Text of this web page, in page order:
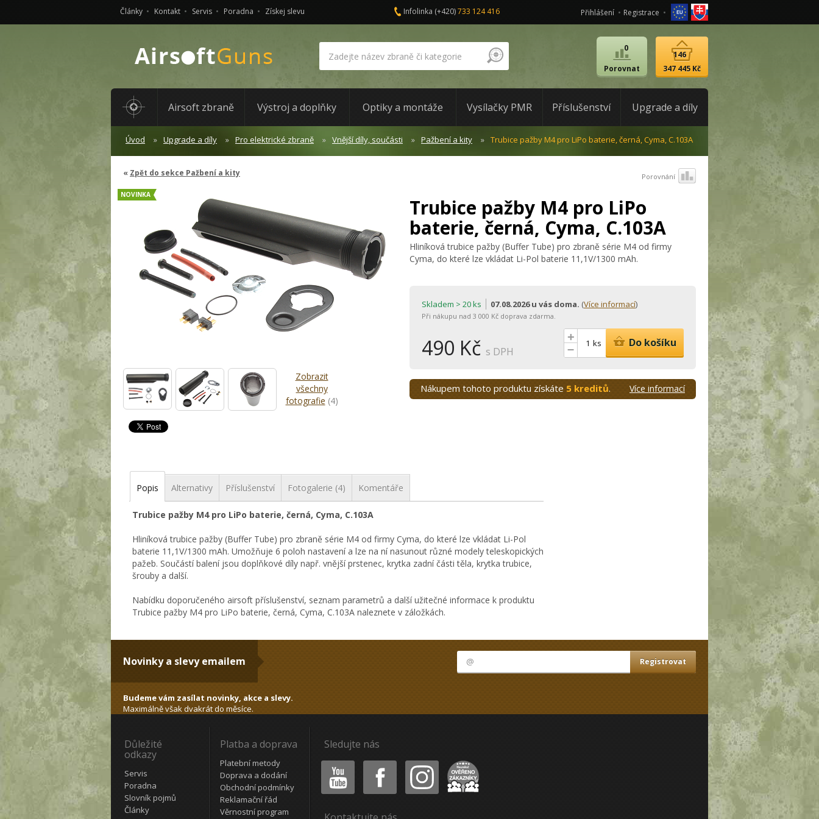
Články Kontakt Servis Poradna Získej slevu Infolinka (+420)733 124 416 Přihlášení Registrace
Porovnat
0
347 445 Kč
146
Airsoft zbraně Výstroj a doplňky Optiky a montáže Vysílačky PMR Příslušenství Upgrade a díly
Úvod Upgrade a díly Pro elektrické zbraně Vnější díly, součásti Pažbení a kity Trubice pažby M4 pro LiPo baterie, černá, Cyma, C.103A
Zpět do sekce Pažbení a kity Porovnání
Zobrazit
všechny
fotografie (4)
NOVINKA
Trubice pažby M4 pro LiPo
baterie, černá, Cyma, C.103A
Hliníková trubice pažby (Buffer Tube) pro zbraně série M4 od firmy
Cyma, do které lze vkládat Li-Pol baterie 11,1V/1300 mAh.
Skladem > 20 ks 07.08.2026 u vás doma. (Více informací)
Při nákupu nad 3 000 Kč doprava zdarma.
490 Kč s DPH
+
–
ks Do košíku
Nákupem tohoto produktu získáte 5 kreditů. Více informací
Popis Alternativy Příslušenství Fotogalerie (4) Komentáře
Trubice pažby M4 pro LiPo baterie, černá, Cyma, C.103A
Hliníková trubice pažby (Buffer Tube) pro zbraně série M4 od firmy Cyma, do které lze vkládat Li-Pol
baterie 11,1V/1300 mAh. Umožňuje 6 poloh nastavení a lze na ní nasunout různé modely teleskopických
pažeb. Součástí balení jsou doplňkové díly např. vnější prstenec, krytka zadní části těla, krytka trubice,
šrouby a další.
Nabídku doporučeného airsoft příslušenství, seznam parametrů a další užitečné informace k produktu
Trubice pažby M4 pro LiPo baterie, černá, Cyma, C.103A naleznete v záložkách.
Novinky a slevy emailem
Budeme vám zasílat novinky, akce a slevy.
Maximálně však dvakrát do měsíce.
Důležité
odkazy
Servis
Poradna
Slovník pojmů
Články
Platba a doprava
Platební metody
Doprava a dodání
Obchodní podmínky
Reklamační řád
Věrnostní program
Sledujte nás
Youtube Facebook Instagram Heureka